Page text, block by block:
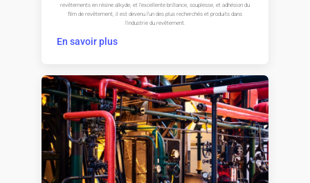
revêtements en résine alkyde, et l'excellente brillance, souplesse, et adhésion du
film de revêtement, il est devenu l'un des plus recherchés et produits dans
l'industrie du revêtement.
En savoir plus